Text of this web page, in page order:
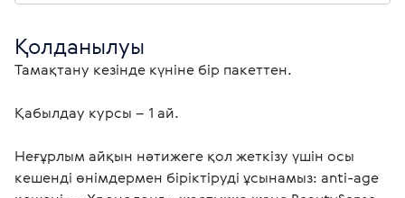
Қолданылуы
Тамақтану кезінде күніне бір пакеттен.
Қабылдау курсы – 1 ай.
Неғұрлым айқын нәтижеге қол жеткізу үшін осы
кешенді өнімдермен біріктіруді ұсынамыз: аnti-age